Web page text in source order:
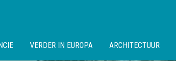
VERDER IN EUROPA ARCHITECTUUR